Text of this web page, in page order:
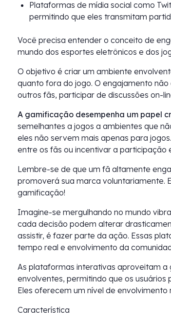
Plataformas de mídia social como
permitindo que eles transmitam
Você precisa entender o conceito de
mundo dos esportes eletrônicos e dos
O objetivo é criar um ambiente
quanto fora do jogo. O engajamento
outros fãs, participar de discussões on-
A gamificação desempenha um papel
semelhantes a jogos a ambientes que
eles não servem mais apenas para
entre os fãs ou incentivar a participação
Lembre-se de que um fã altamente
promoverá sua marca voluntariamente.
gamificação!
Imagine-se mergulhando no mundo
cada decisão podem alterar
assistir, é fazer parte da ação. Essas
tempo real e envolvimento da
As plataformas interativas aproveitam
envolventes, permitindo que os
Eles oferecem um nível de envolvimento
Característica